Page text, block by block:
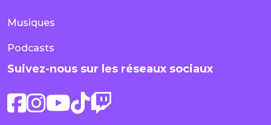
Musiques
Podcasts
Suivez-nous sur les réseaux sociaux